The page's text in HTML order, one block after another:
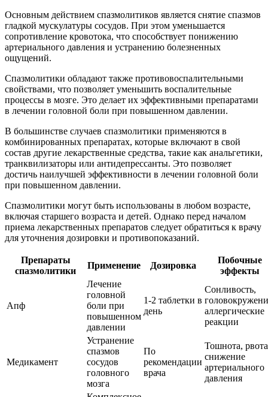
Основным действием спазмолитиков является снятие спазмов
гладкой мускулатуры сосудов. При этом уменьшается
сопротивление кровотока, что способствует понижению
артериального давления и устранению болезненных
ощущений.
Спазмолитики обладают также противовоспалительными
свойствами, что позволяет уменьшить воспалительные
процессы в мозге. Это делает их эффективными препаратами
в лечении головной боли при повышенном давлении.
В большинстве случаев спазмолитики применяются в
комбинированных препаратах, которые включают в свой
состав другие лекарственные средства, такие как анальгетики,
транквилизаторы или антидепрессанты. Это позволяет
достичь наилучшей эффективности в лечении головной боли
при повышенном давлении.
Спазмолитики могут быть использованы в любом возрасте,
включая старшего возраста и детей. Однако перед началом
приема лекарственных препаратов следует обратиться к врачу
для уточнения дозировки и противопоказаний.
Препараты
спазмолитики
Применение Дозировка
Побочные
эффекты
Апф
Лечение
головной
боли при
повышенном
давлении
1-2 таблетки в
день
Сонливость,
аллергические
реакции
Медикамент
Устранение
спазмов
сосудов
головного
мозга
По
рекомендации
врача
Тошнота,
снижение
артериального
давления